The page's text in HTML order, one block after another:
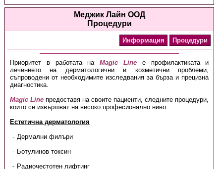
Меджик Лайн ООД
Процедури
Информация Процедури
Приоритет в работата наMagic Line
е профилактиката и
лечението на дерматологични и козметични проблеми,
съпроводени от необходимите изследвания за бърза и прецизна
диагностика.
Magic Line предоставя на своите пациенти, следните процедури,
които се извършват на високо професионално ниво:
Естетична дерматология
Дермални филъри
Ботулинов токсин
Радиочестотен лифтинг